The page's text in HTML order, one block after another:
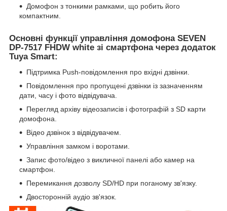
Домофон з тонкими рамками, що робить його
компактним.
Основні функції управління домофона SEVEN
DP-7517 FHDW white зі смартфона через додаток
Tuya Smart:
Підтримка Push-повідомлення про вхідні дзвінки.
Повідомлення про пропущені дзвінки із зазначенням
дати, часу і фото відвідувача.
Перегляд архіву відеозаписів і фотографій з SD карти
домофона.
Відео дзвінок з відвідувачем.
Управління замком і воротами.
Запис фото/відео з викличної панелі або камер на
смартфон.
Перемикання дозволу SD/HD при поганому зв'язку.
Двосторонній аудіо зв'язок.